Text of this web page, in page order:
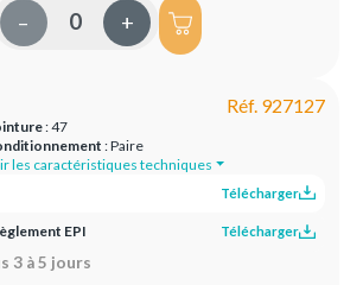
– +
Réf. 927127
: 47
: Paire
les caractéristiques techniques
Télécharger
EPI Télécharger
3 à 5 jours